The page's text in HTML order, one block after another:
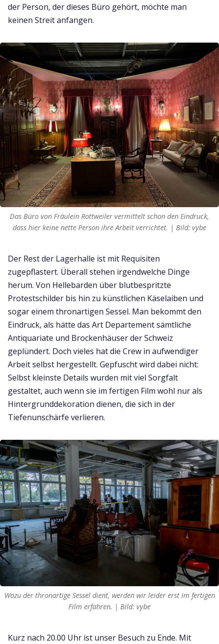
der Person, der dieses Büro gehört, möchte man
keinen Streit anfangen.
Das Büro von Fräulein Rottweiler vermittelt schon den Eindruck,
dass hier keine nette Person ihre Arbeit verrichtet. | Bild: vybe
Der Rest der Lagerhalle ist mit Requisiten
zugepflastert. Überall stehen irgendwelche Dinge
herum. Von Hellebarden über blutbespritzte
Protestschilder bis hin zu künstlichen Käselaiben und
sogar einem thronartigen Sessel. Man bekommt den
Eindruck, als hätte das Art Departement sämtliche
Antiquariate und Brockenhäuser der Schweiz
geplündert. Doch vieles hat die Crew in aufwendiger
Arbeit selbst hergestellt. Gepfuscht wird dabei nicht:
Selbst kleinste Details wurden mit viel Sorgfalt
gestaltet, auch wenn sie im fertigen Film wohl nur als
Hintergrunddekoration dienen, die sich in der
Tiefenunschärfe verlieren.
Wozu der thronartige Sessel dient, werden wir leider erst im fertigen
Film erfahren. | Bild: vybe
Kurz nach 20.00 Uhr ist unser Besuch zu Ende. Mit